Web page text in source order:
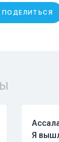
ПОДЕЛИТЬСЯ
Я